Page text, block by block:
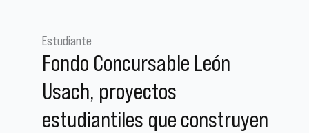
Estudiante
Fondo Concursable León
Usach, proyectos
estudiantiles que construyen